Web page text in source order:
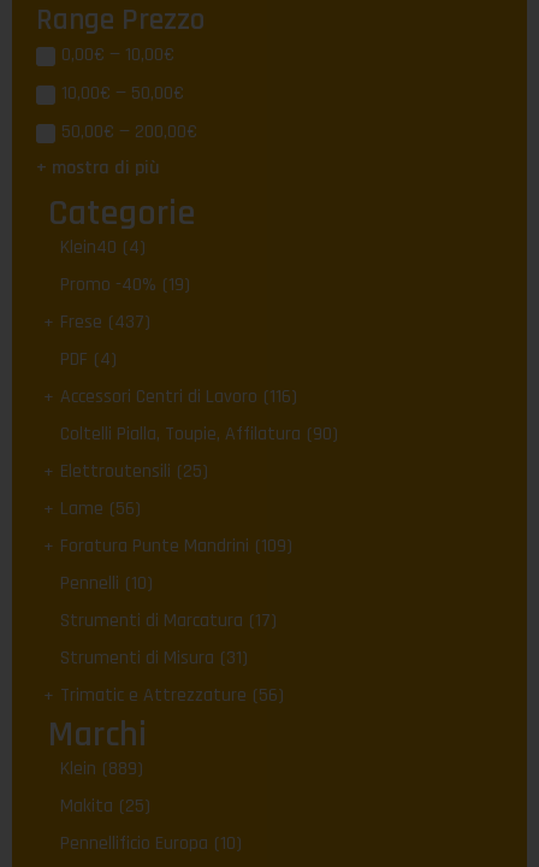
Range Prezzo
0,00€ — 10,00€
10,00€ — 50,00€
50,00€ — 200,00€
+ mostra di più
Categorie
Klein40 (4)
Promo -40% (19)
Frese (437)
PDF (4)
Accessori Centri di Lavoro (116)
Coltelli Pialla, Toupie, Affilatura (90)
Elettroutensili (25)
Lame (56)
Foratura Punte Mandrini (109)
Pennelli (10)
Strumenti di Marcatura (17)
Strumenti di Misura (31)
Trimatic e Attrezzature (56)
Marchi
Klein (889)
Makita (25)
Pennellificio Europa (10)